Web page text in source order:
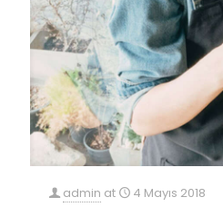
admin at
4 Mayıs 2018